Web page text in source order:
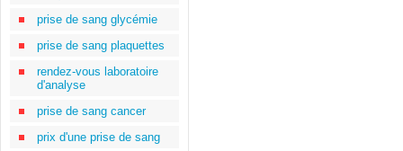
prise de sang glycémie
prise de sang plaquettes
rendez-vous laboratoire
d'analyse
prise de sang cancer
prix d'une prise de sang